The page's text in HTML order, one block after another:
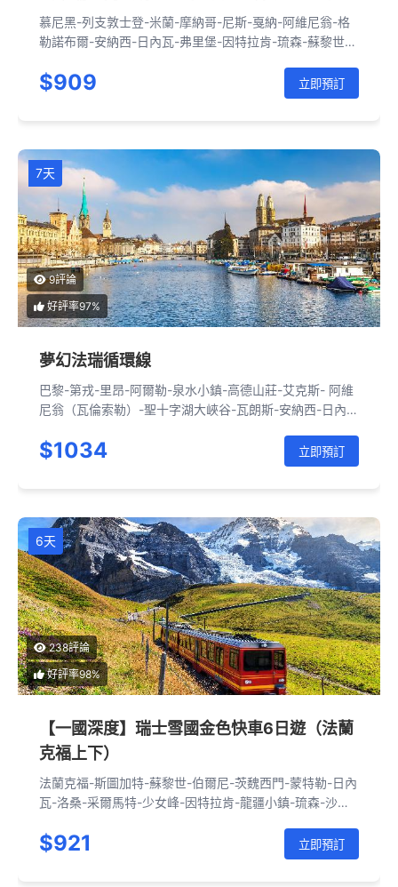
列支敦士登+義大利+法國+瑞士）
慕尼黑-列支敦士登-米蘭-摩納哥-尼斯-戛納-阿維尼翁-格
勒諾布爾-安納西-日內瓦-弗里堡-因特拉肯-琉森-蘇黎世-
$909 立即預訂
7天
9評論
好評率97%
夢幻法瑞循環線
巴黎-第戎-里昂-阿爾勒-泉水小鎮-高德山莊-艾克斯- 阿維
尼翁（瓦倫索勒）-聖十字湖大峽谷-瓦朗斯-安納西-日內
巴黎
$1034 立即預訂
6天
238評論
好評率98%
【一國深度】瑞士雪國金色快車6日遊（法蘭
克福上下）
法蘭克福-斯圖加特-蘇黎世-伯爾尼-茨魏西門-蒙特勒-日內
瓦-洛桑-采爾馬特-少女峰-因特拉肯-龍疆小鎮-琉森-沙夫
$921 立即預訂